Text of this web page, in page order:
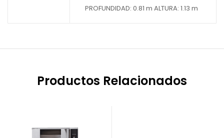
PROFUNDIDAD: 0.81 m ALTURA: 1.13 m
Productos Relacionados